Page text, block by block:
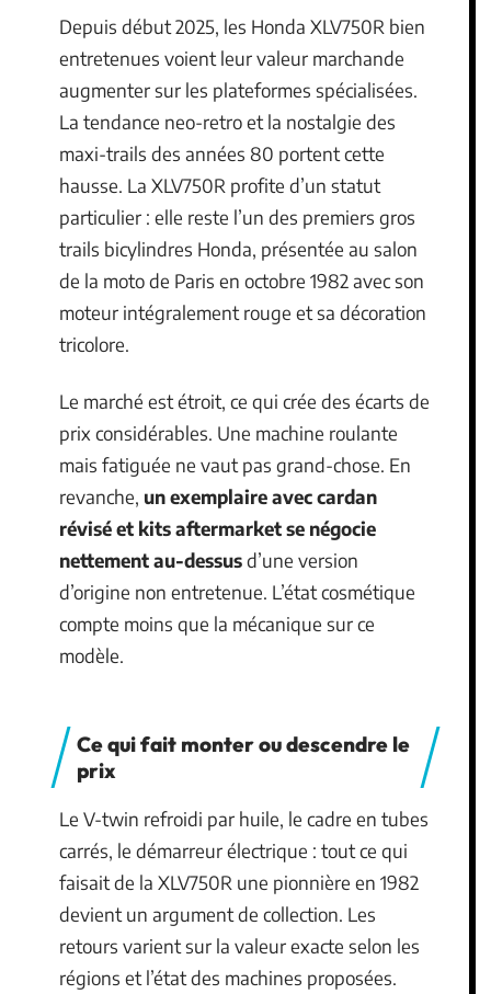
Depuis début 2025, les Honda XLV750R bien
entretenues voient leur valeur marchande
augmenter sur les plateformes spécialisées.
La tendance neo-retro et la nostalgie des
maxi-trails des années 80 portent cette
hausse. La XLV750R profite d’un statut
particulier : elle reste l’un des premiers gros
trails bicylindres Honda, présentée au salon
de la moto de Paris en octobre 1982 avec son
moteur intégralement rouge et sa décoration
tricolore.
Le marché est étroit, ce qui crée des écarts de
prix considérables. Une machine roulante
mais fatiguée ne vaut pas grand-chose. En
revanche, un exemplaire avec cardan
révisé et kits aftermarket se négocie
nettement au-dessusd’une version
d’origine non entretenue. L’état cosmétique
compte moins que la mécanique sur ce
modèle.
Ce qui fait monter ou descendre le
prix
Le V-twin refroidi par huile, le cadre en tubes
carrés, le démarreur électrique : tout ce qui
faisait de la XLV750R une pionnière en 1982
devient un argument de collection. Les
retours varient sur la valeur exacte selon les
régions et l’état des machines proposées.